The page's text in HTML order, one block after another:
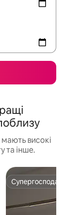
високі
та інше.
Супергосподар
Супергосподар